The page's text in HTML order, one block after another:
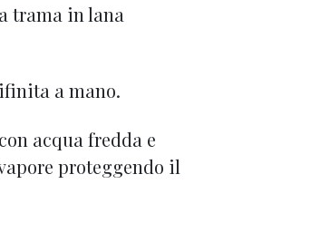
trama in lana
a mano.
acqua fredda e
proteggendo il